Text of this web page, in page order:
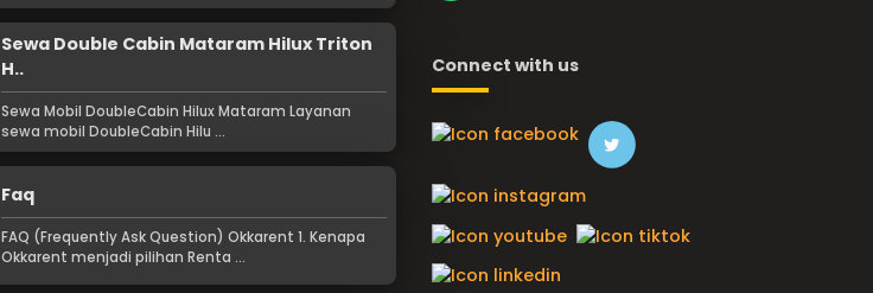
Sewa Double Cabin Mataram Hilux Triton
H..
Sewa Mobil DoubleCabin Hilux Mataram Layanan
sewa mobil DoubleCabin Hilu ...
Faq
FAQ (Frequently Ask Question) Okkarent 1. Kenapa
Okkarent menjadi pilihan Renta ...
Connect with us